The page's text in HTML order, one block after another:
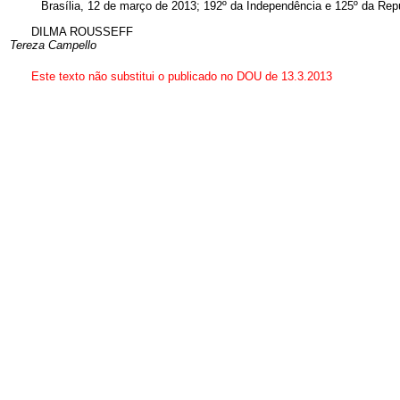
Brasília, 12 de março de 2013; 192º da Independência e 125º da
DILMA ROUSSEFF
Tereza Campello
Este texto não substitui o publicado no DOU de 13.3.2013